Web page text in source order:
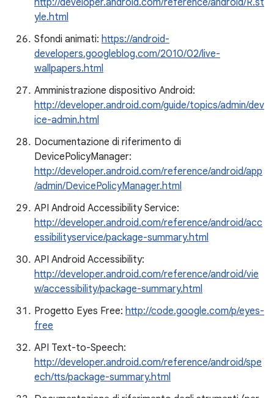
http://developer.android.com/reference/android/R.st
yle.html
Sfondi animati: https://android-
developers.googleblog.com/2010/02/live-
wallpapers.html
Amministrazione dispositivo Android:
http://developer.android.com/guide/topics/admin/dev
ice-admin.html
Documentazione di riferimento di
DevicePolicyManager:
http://developer.android.com/reference/android/app
/admin/DevicePolicyManager.html
API Android Accessibility Service:
http://developer.android.com/reference/android/acc
essibilityservice/package-summary.html
API Android Accessibility:
http://developer.android.com/reference/android/vie
w/accessibility/package-summary.html
Progetto Eyes Free: http://code.google.com/p/eyes-
free
API Text-to-Speech:
http://developer.android.com/reference/android/spe
ech/tts/package-summary.html